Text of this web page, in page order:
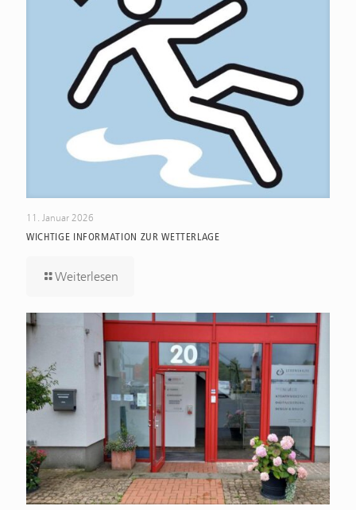
11. Januar 2026
WICHTIGE INFORMATION ZUR WETTERLAGE
Weiterlesen